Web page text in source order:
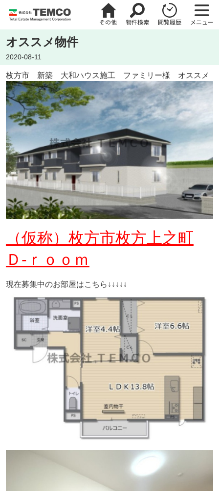
その他 物件検索 閲覧履歴 メニュー
オススメ物件
2020-08-11
枚方市 新築 大和ハウス施工 ファミリー様 オススメ
（仮称）枚方市枚方上之町
Ｄ-ｒｏｏｍ
現在募集中のお部屋はこちら↓↓↓↓↓